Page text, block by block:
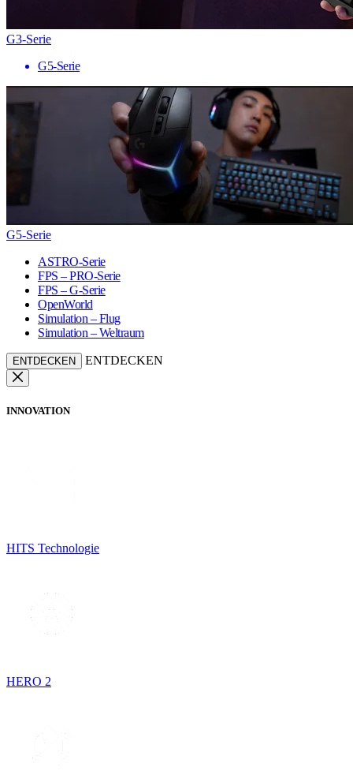
G3-Serie
G5-Serie
G5-Serie
ASTRO-Serie
FPS – PRO-Serie
FPS – G-Serie
OpenWorld
Simulation – Flug
Simulation – Weltraum
ENTDECKEN ENTDECKEN
INNOVATION
HITS Technologie
HERO 2